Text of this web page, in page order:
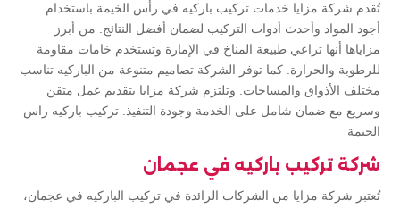
تُقدم شركة مزايا خدمات تركيب باركيه في رأس الخيمة باستخدام
أجود المواد وأحدث أدوات التركيب لضمان أفضل النتائج. من أبرز
مزاياها أنها تراعي طبيعة المناخ في الإمارة وتستخدم خامات مقاومة
للرطوبة والحرارة. كما توفر الشركة تصاميم متنوعة من الباركيه تناسب
مختلف الأذواق والمساحات. وتلتزم شركة مزايا بتقديم عمل متقن
وسريع مع ضمان شامل على الخدمة وجودة التنفيذ. تركيب باركيه راس
الخيمة
شركة تركيب باركيه في عجمان
تُعتبر شركة مزايا من الشركات الرائدة في تركيب الباركيه في عجمان،